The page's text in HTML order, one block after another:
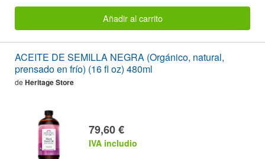
Añadir al carrito
ACEITE DE SEMILLA NEGRA (Orgánico, natural,
prensado en frío) (16 fl oz) 480ml
de Heritage Store
79,60 €
IVA includio